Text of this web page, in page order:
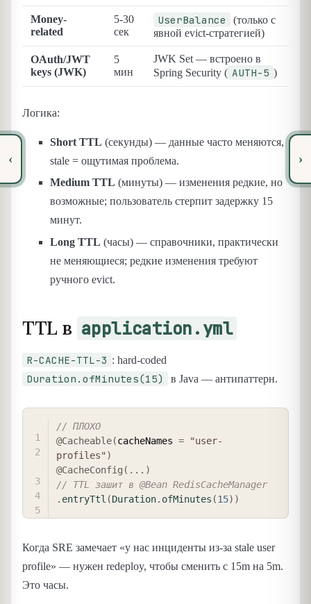
‹
Money-
related
5-30
сек
UserBalance
(только с
явной evict-стратегией)
OAuth/JWT
keys (JWK)
5
мин
JWK Set — встроено в
Spring Security ( AUTH-5 )
Логика:
Short TTL (секунды) — данные часто меняются,
stale = ощутимая проблема.
Medium TTL (минуты) — изменения редкие, но
возможные; пользователь стерпит задержку 15
минут.
Long TTL (часы) — справочники, практически
не меняющиеся; редкие изменения требуют
ручного evict.
TTL в application.yml
R-CACHE-TTL-3 : hard-coded
Duration.ofMinutes(15) в Java — антипаттерн.
// ПЛОХО
@Cacheable(cacheNames =
"user-
profiles")
@CacheConfig ( . . . )
// TTL зашит в @Bean RedisCacheManager
. entryTtl (Duration. ofMinutes (15) )
Когда SRE замечает «у нас инциденты из-за stale user
profile» — нужен redeploy, чтобы сменить с 15m на 5m.
Это часы.
›